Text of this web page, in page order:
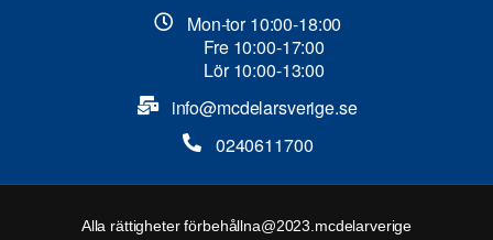
Mon-tor 10:00-18:00
Fre 10:00-17:00
Lör 10:00-13:00
info@mcdelarsverige.se​
0240611700
Alla rättigheter förbehållna@2023.mcdelarverige